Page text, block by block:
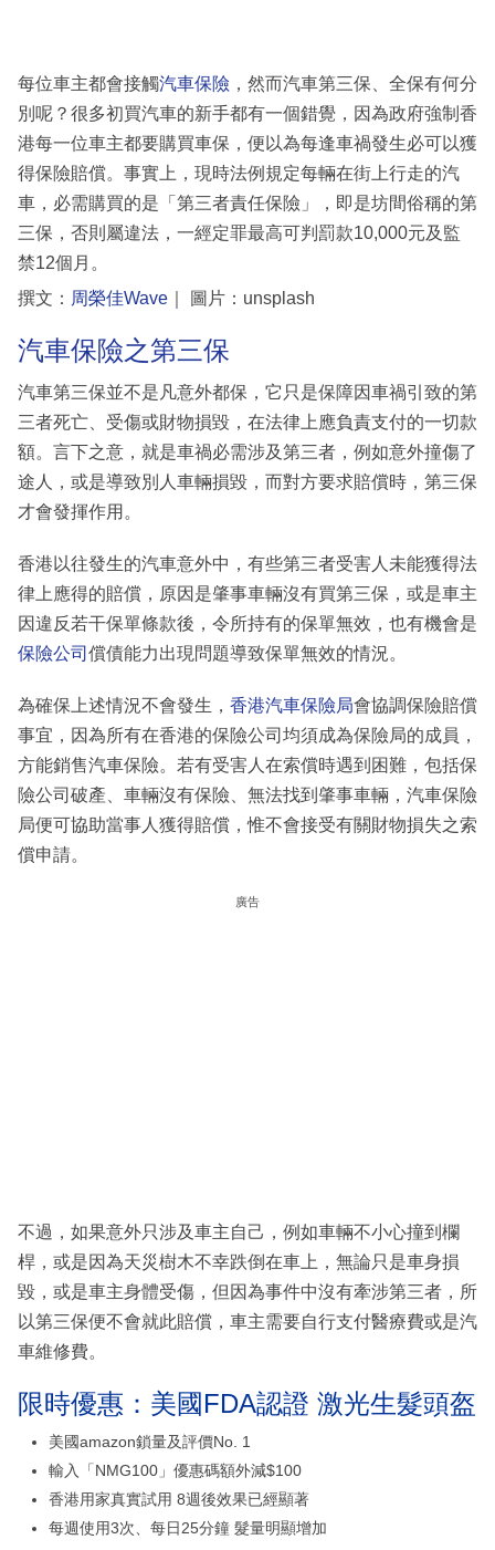
每位車主都會接觸汽車保險 ，然而汽車第三保、全保有何分
別呢？很多初買汽車的新手都有一個錯覺，因為政府強制香
港每一位車主都要購買車保，便以為每逢車禍發生必可以獲
得保險賠償。事實上，現時法例規定每輛在街上行走的汽
車，必需購買的是「第三者責任保險」，即是坊間俗稱的第
三保，否則屬違法，一經定罪最高可判罰款10,000元及監
禁12個月。
撰文： 周榮佳Wave ｜ 圖片：unsplash
汽車保險之第三保
汽車第三保並不是凡意外都保，它只是保障因車禍引致的第
三者死亡、受傷或財物損毀，在法律上應負責支付的一切款
額。言下之意，就是車禍必需涉及第三者，例如意外撞傷了
途人，或是導致別人車輛損毀，而對方要求賠償時，第三保
才會發揮作用。
香港以往發生的汽車意外中，有些第三者受害人未能獲得法
律上應得的賠償，原因是肇事車輛沒有買第三保，或是車主
因違反若干保單條款後，令所持有的保單無效，也有機會是
保險公司 償債能力出現問題導致保單無效的情況。
為確保上述情況不會發生， 香港汽車保險局會協調保險賠償
事宜，因為所有在香港的保險公司均須成為保險局的成員，
方能銷售汽車保險。若有受害人在索償時遇到困難，包括保
險公司破產、車輛沒有保險、無法找到肇事車輛，汽車保險
局便可協助當事人獲得賠償，惟不會接受有關財物損失之索
償申請。
廣告
不過，如果意外只涉及車主自己，例如車輛不小心撞到欄
桿，或是因為天災樹木不幸跌倒在車上，無論只是車身損
毀，或是車主身體受傷，但因為事件中沒有牽涉第三者，所
以第三保便不會就此賠償，車主需要自行支付醫療費或是汽
車維修費。
限時優惠：美國FDA認證 激光生髮頭盔
美國amazon鎖量及評價No. 1
輸入「NMG100」優惠碼額外減$100
香港用家真實試用 8週後效果已經顯著
每週使用3次、每日25分鐘 髮量明顯增加